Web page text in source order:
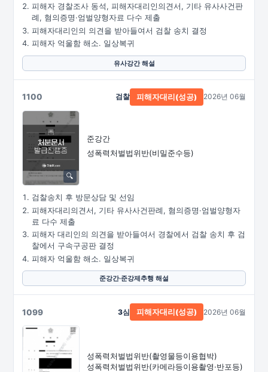
피해자 경찰조사 동석, 피해자대리인의견서, 기타 유사사건판
례, 혐의증명·엄벌양형자료 다수 제출
피해자대리인의 의견을 받아들여서 검찰 송치 결정
피해자 억울함 해소. 일상복귀
유사강간 해설
1100
준강간
성폭력처벌법위반(비밀준수등)
검찰 피해자대리(성공) 2026년 06월
검찰송치 후 방문상담 및 선임
피해자대리의견서, 기타 유사사건판례, 혐의증명·엄벌양형자
료 다수 제출
피해자 대리인의 의견을 받아들여서 경찰에서 검찰 송치 후 검
찰에서 구속구공판 결정
피해자 억울함 해소. 일상복귀
준강간·준강제추행 해설
1099
성폭력처벌법위반(촬영물등이용협박)
성폭력처벌법위반(카메라등이용촬영·반포등)
3심 피해자대리(성공) 2026년 06월